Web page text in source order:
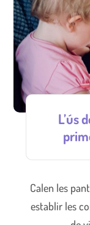
L’ús
Calen les
establir les